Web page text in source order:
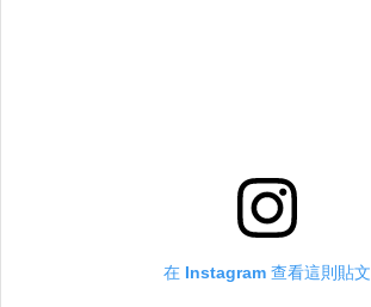
在 Instagram 查看這則貼文